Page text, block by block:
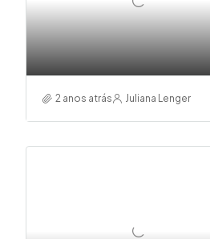
2 anos atrás Juliana Lenger